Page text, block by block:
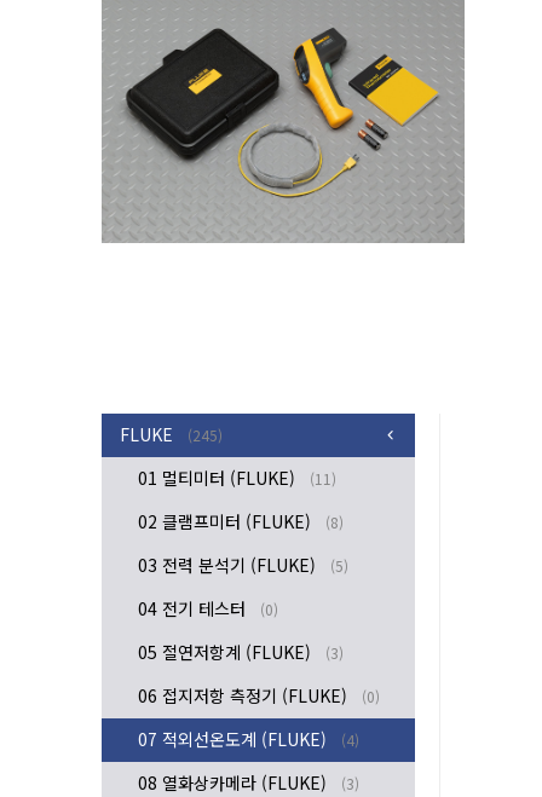
FLUKE (245)
01 멀티미터 (FLUKE) (11)
02 클램프미터 (FLUKE) (8)
03 전력 분석기 (FLUKE) (5)
04 전기 테스터 (0)
05 절연저항계 (FLUKE) (3)
06 접지저항 측정기 (FLUKE) (0)
07 적외선온도계 (FLUKE) (4)
08 열화상카메라 (FLUKE) (3)